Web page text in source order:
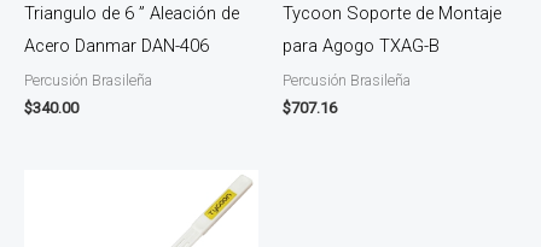
Triangulo de 6 ” Aleación de
Acero Danmar DAN-406
Percusión Brasileña
$340.00
Tycoon Soporte de Montaje
para Agogo TXAG-B
Percusión Brasileña
$707.16